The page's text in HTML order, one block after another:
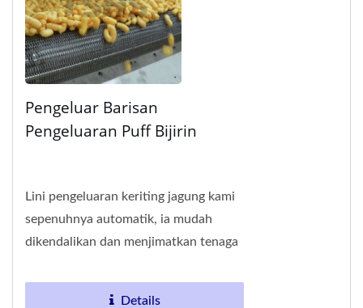
Pengeluar Barisan
Pengeluaran Puff Bijirin
Lini pengeluaran keriting jagung kami
sepenuhnya automatik, ia mudah
dikendalikan dan menjimatkan tenaga
keluli tahan...
Details